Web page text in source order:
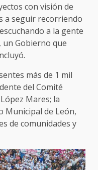
con visión de
a seguir recorriendo
a la gente
un Gobierno que
más de 1 mil
del Comité
Mares; la
Municipal de León,
de comunidades y